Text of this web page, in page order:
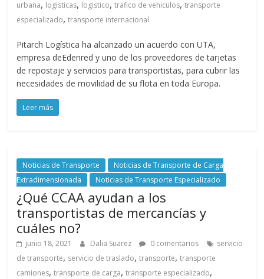
urbana, logisticas, logistico,trafico de vehiculos,transporte
especializado,transporte internacional
Pitarch Logística ha alcanzado un acuerdo con UTA,
empresa deEdenred y uno de los proveedores de tarjetas
de repostaje y servicios para transportistas, para cubrir las
necesidades de movilidad de su flota en toda Europa.
Leer más
Noticias de Transporte
Noticias de Transporte de Carga
Extradimensionada
Noticias de Transporte Especializado
¿Qué CCAA ayudan a los
transportistas de mercancías y
cuáles no?
junio 18, 2021 Dalia Suarez 0 comentarios
servicio
de transporte, servicio de traslado,transporte,transporte
camiones,transporte de carga,transporte especializado,